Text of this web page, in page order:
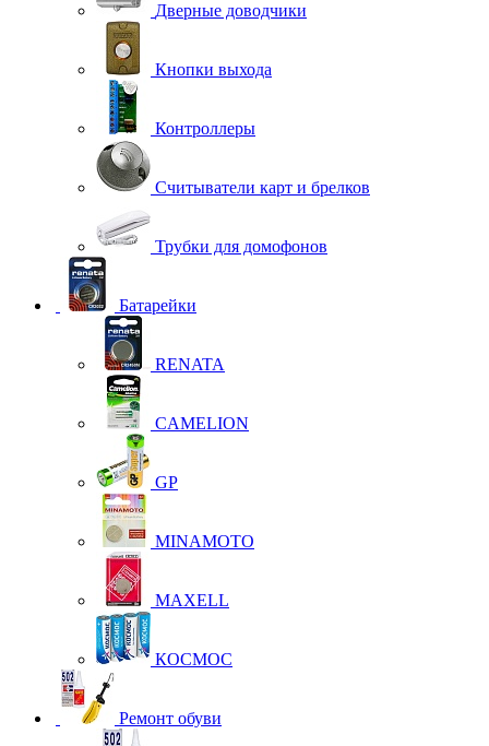
Дверные доводчики
Кнопки выхода
Контроллеры
Считыватели карт и брелков
Трубки для домофонов
Батарейки
RENATA
CAMELION
GP
MINAMOTO
MAXELL
КОСМОС
Ремонт обуви